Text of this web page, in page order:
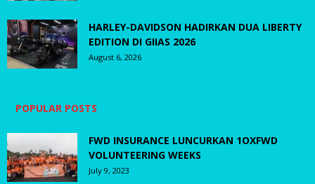
HARLEY-DAVIDSON HADIRKAN DUA LIBERTY
EDITION DI GIIAS 2026
August 6, 2026
POPULAR POSTS
FWD INSURANCE LUNCURKAN 1OXFWD
VOLUNTEERING WEEKS
July 9, 2023